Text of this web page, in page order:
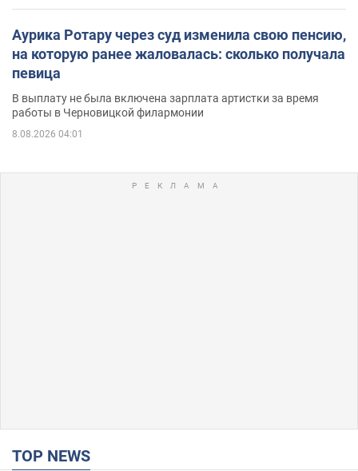
Аурика Ротару через суд изменила свою пенсию,
на которую ранее жаловалась: сколько получала
певица
В выплату не была включена зарплата артистки за время
работы в Черновицкой филармонии
8.08.2026 04:01
TOP NEWS